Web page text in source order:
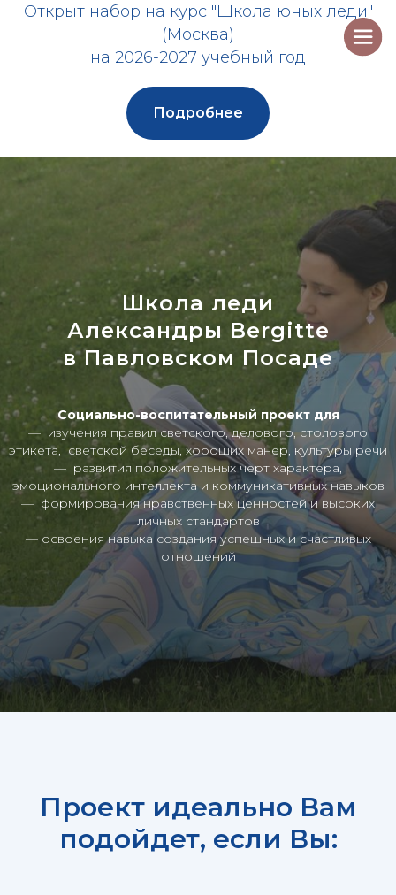
Открыт набор на курс "Школа юных леди"
(Москва)
на 2026-2027 учебный год
Подробнее
Школа леди
Александры Bergitte
в Павловском Посаде
Социально-воспитательный проект для
— изучения правил светского, делового, столового
этикета, светской беседы, хороших манер, культуры речи
— развития положительных черт характера,
эмоционального интеллекта и коммуникативных навыков
— формирования нравственных ценностей и высоких
личных стандартов
— освоения навыка создания успешных и счастливых
отношений
Проект идеально Вам
подойдет, если Вы: